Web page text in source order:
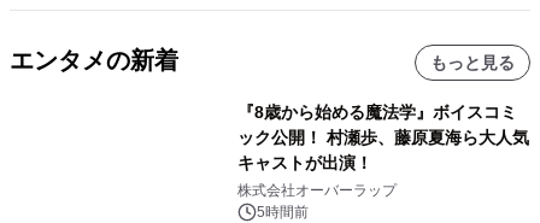
エンタメの新着 もっと見る
『8歳から始める魔法学』ボイスコミ
ック公開！ 村瀬歩、藤原夏海ら大人気
キャストが出演！
株式会社オーバーラップ
5時間前